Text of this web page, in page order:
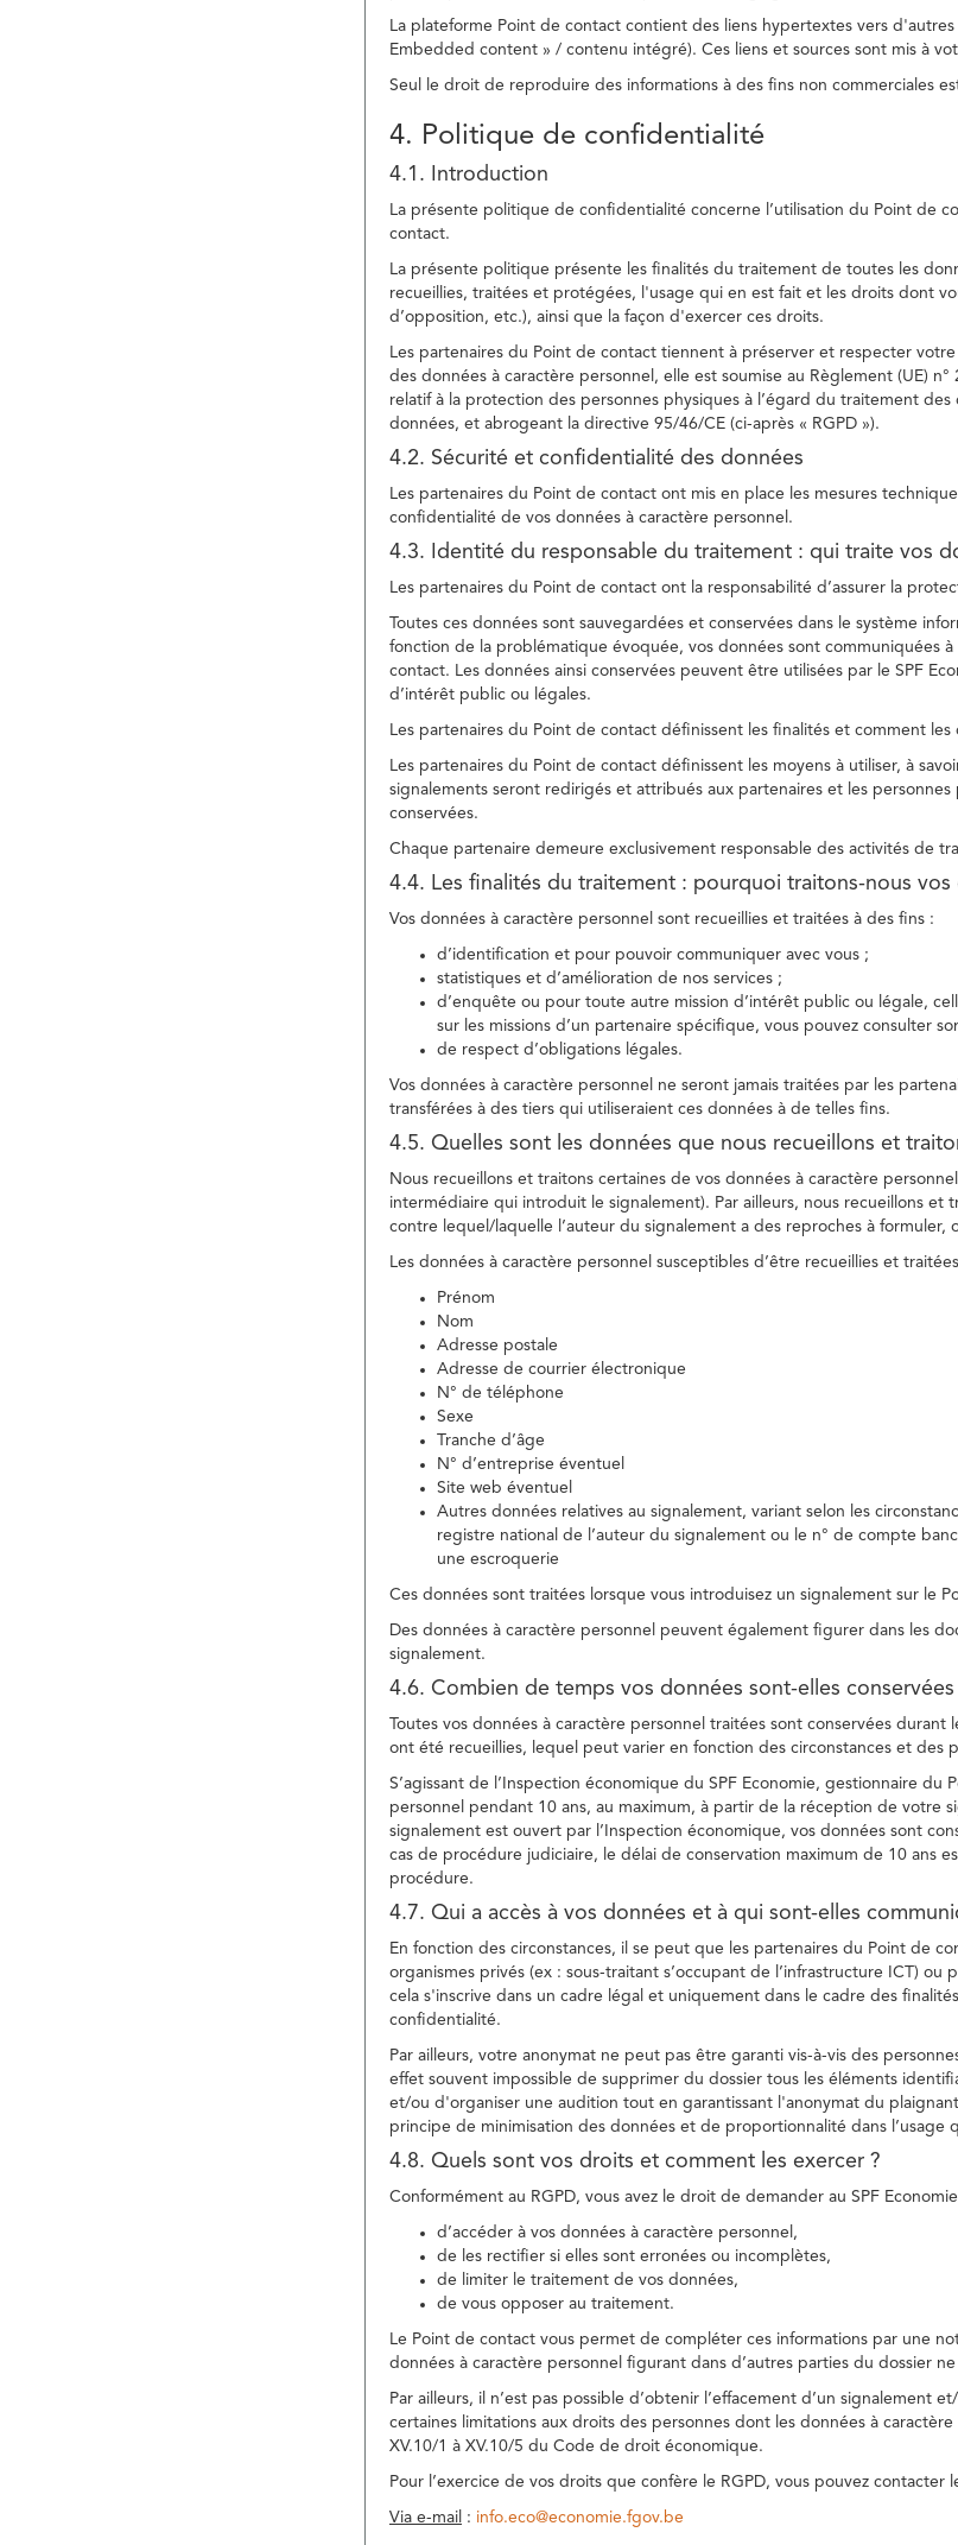
La plateforme Point de contact contient des liens hypertextes vers
Embedded content » / contenu intégré). Ces liens et sources sont mis à
Seul le droit de reproduire des informations à des fins non commerciales
4. Politique de confidentialité
4.1. Introduction
La présente politique de confidentialité concerne l’utilisation du Point de
contact.
La présente politique présente les finalités du traitement de toutes les
recueillies, traitées et protégées, l'usage qui en est fait et les droits dont
d’opposition, etc.), ainsi que la façon d'exercer ces droits.
Les partenaires du Point de contact tiennent à préserver et respecter
des données à caractère personnel, elle est soumise au Règlement (UE)
relatif à la protection des personnes physiques à l’égard du traitement
données, et abrogeant la directive 95/46/CE (ci-après « RGPD »).
4.2. Sécurité et confidentialité des données
Les partenaires du Point de contact ont mis en place les mesures
confidentialité de vos données à caractère personnel.
4.3. Identité du responsable du traitement : qui traite vos
Les partenaires du Point de contact ont la responsabilité d’assurer la
Toutes ces données sont sauvegardées et conservées dans le système
fonction de la problématique évoquée, vos données sont communiquées
contact. Les données ainsi conservées peuvent être utilisées par le SPF
d’intérêt public ou légales.
Les partenaires du Point de contact définissent les finalités et comment les
Les partenaires du Point de contact définissent les moyens à utiliser, à
signalements seront redirigés et attribués aux partenaires et les
conservées.
Chaque partenaire demeure exclusivement responsable des activités de
4.4. Les finalités du traitement : pourquoi traitons-nous vos
Vos données à caractère personnel sont recueillies et traitées à des fins :
d’identification et pour pouvoir communiquer avec vous ;
statistiques et d’amélioration de nos services ;
d’enquête ou pour toute autre mission d’intérêt public ou légale,
sur les missions d’un partenaire spécifique, vous pouvez consulter
de respect d’obligations légales.
Vos données à caractère personnel ne seront jamais traitées par les
transférées à des tiers qui utiliseraient ces données à de telles fins.
4.5. Quelles sont les données que nous recueillons et
Nous recueillons et traitons certaines de vos données à caractère
intermédiaire qui introduit le signalement). Par ailleurs, nous recueillons et
contre lequel/laquelle l’auteur du signalement a des reproches à
Les données à caractère personnel susceptibles d’être recueillies et
Prénom
Nom
Adresse postale
Adresse de courrier électronique
N° de téléphone
Sexe
Tranche d’âge
N° d’entreprise éventuel
Site web éventuel
Autres données relatives au signalement, variant selon les
registre national de l’auteur du signalement ou le n° de compte
une escroquerie
Ces données sont traitées lorsque vous introduisez un signalement sur le
Des données à caractère personnel peuvent également figurer dans les
signalement.
4.6. Combien de temps vos données sont-elles conservées
Toutes vos données à caractère personnel traitées sont conservées
ont été recueillies, lequel peut varier en fonction des circonstances et des
S’agissant de l’Inspection économique du SPF Economie, gestionnaire
personnel pendant 10 ans, au maximum, à partir de la réception de votre
signalement est ouvert par l’Inspection économique, vos données sont
cas de procédure judiciaire, le délai de conservation maximum de 10 ans
procédure.
4.7. Qui a accès à vos données et à qui sont-elles
En fonction des circonstances, il se peut que les partenaires du Point de
organismes privés (ex : sous-traitant s’occupant de l’infrastructure ICT)
cela s'inscrive dans un cadre légal et uniquement dans le cadre des
confidentialité.
Par ailleurs, votre anonymat ne peut pas être garanti vis-à-vis des
effet souvent impossible de supprimer du dossier tous les éléments
et/ou d'organiser une audition tout en garantissant l'anonymat du
principe de minimisation des données et de proportionnalité dans l’usage
4.8. Quels sont vos droits et comment les exercer ?
Conformément au RGPD, vous avez le droit de demander au SPF
d’accéder à vos données à caractère personnel,
de les rectifier si elles sont erronées ou incomplètes,
de limiter le traitement de vos données,
de vous opposer au traitement.
Le Point de contact vous permet de compléter ces informations par une
données à caractère personnel figurant dans d’autres parties du dossier
Par ailleurs, il n’est pas possible d’obtenir l’effacement d’un signalement
certaines limitations aux droits des personnes dont les données à
XV.10/1 à XV.10/5 du Code de droit économique.
Pour l’exercice de vos droits que confère le RGPD, vous pouvez contacter
Via e-mail : info.eco@economie.fgov.be